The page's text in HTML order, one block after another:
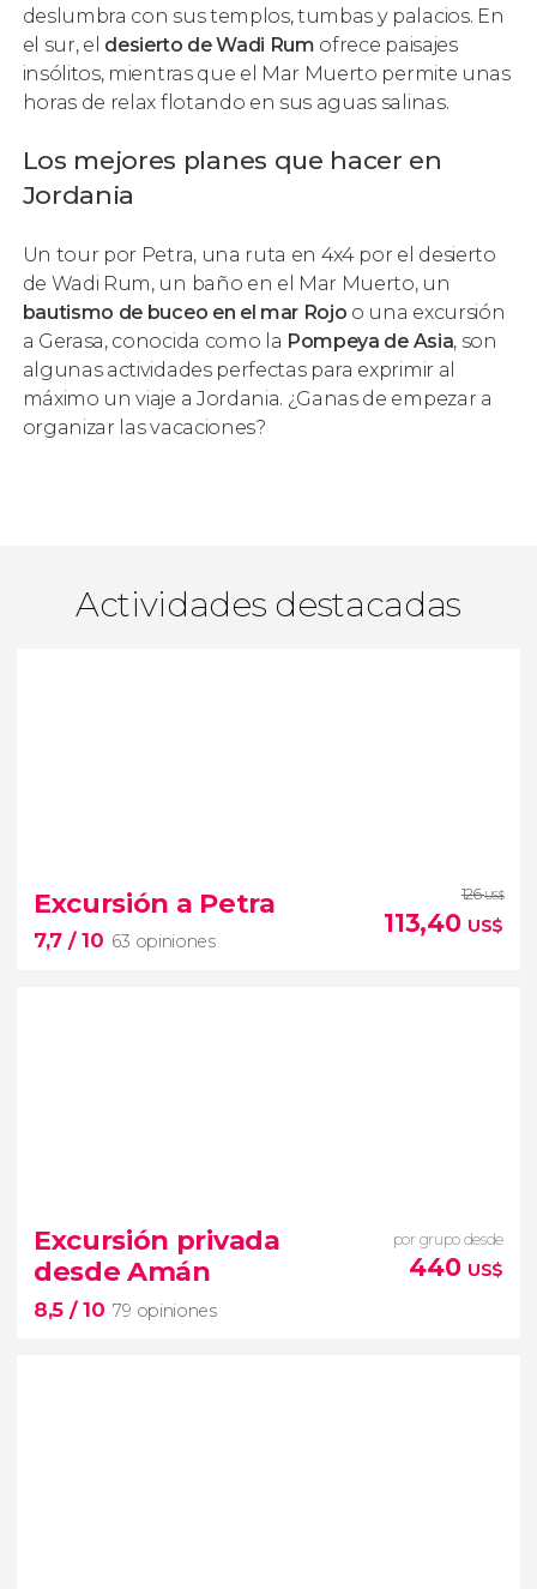
deslumbra con sus templos, tumbas y palacios. En
el sur, el desierto de Wadi Rum ofrece paisajes
insólitos, mientras que el Mar Muerto permite unas
horas de relax flotando en sus aguas salinas.
Los mejores planes que hacer en
Jordania
Un tour por Petra, una ruta en 4x4 por el desierto
de Wadi Rum, un baño en el Mar Muerto, un
bautismo de buceo en el mar Rojo o una excursión
a Gerasa, conocida como la Pompeya de Asia, son
algunas actividades perfectas para exprimir al
máximo un viaje a Jordania. ¿Ganas de empezar a
organizar las vacaciones?
Actividades destacadas
Excursión a Petra
7,7 / 10 63 opiniones
126US$
113,40 US$
63 opiniones
excursión a
una de las visitas imprescindibles en todo viaje a
Jordania
Excursión privada
desde Amán
8,5 / 10 79 opiniones
por grupo desde
440 US$